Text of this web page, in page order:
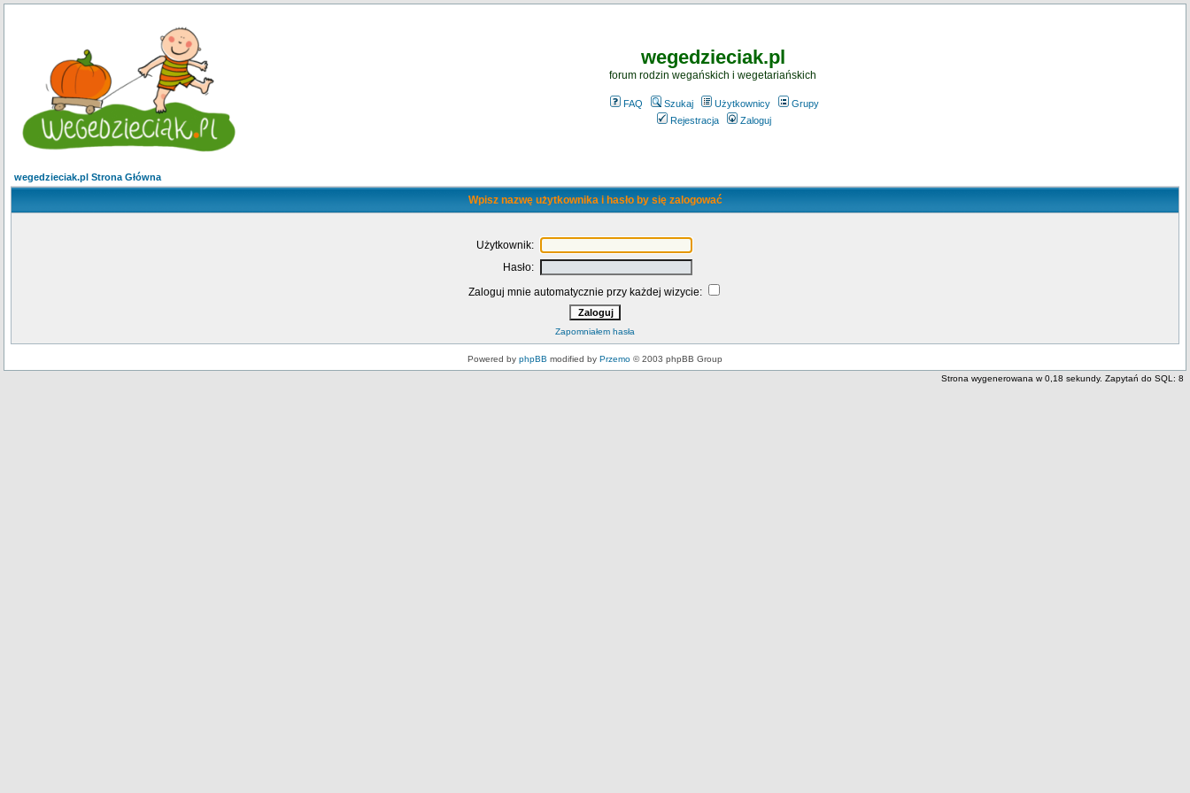
wegedzieciak.pl
forum rodzin wegańskich i wegetariańskich
FAQ Szukaj Użytkownicy
Grupy
Rejestracja
Zaloguj
wegedzieciak.pl Strona Główna
Wpisz nazwę użytkownika i hasło by się zalogować
Użytkownik:
Hasło:
Zaloguj mnie automatycznie przy każdej wizycie:
Zapomniałem hasła
Powered by phpBB modified by Przemo © 2003 phpBB Group
Strona wygenerowana w 0,18 sekundy. Zapytań do SQL: 8